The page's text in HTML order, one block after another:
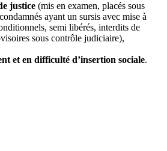
justice (mis en examen, placés sous
ayant un sursis avec mise à
semi libérés, interdits de
sous contrôle judiciaire),
et en difficulté d’insertion sociale.